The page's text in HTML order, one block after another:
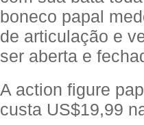
boneco papal
de articulação e
ser aberta e
A action figure
custa US$19,99